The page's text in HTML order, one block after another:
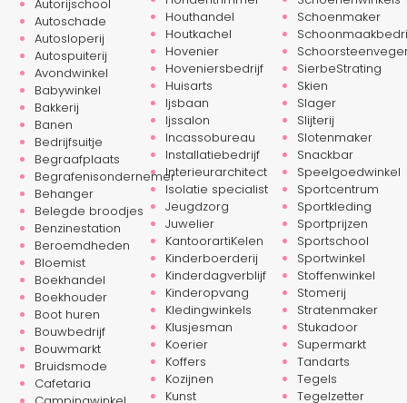
Autorijschool
Autoschade
Autosloperij
Autospuiterij
Avondwinkel
Babywinkel
Bakkerij
Banen
Bedrijfsuitje
Begraafplaats
Begrafenisondernemer
Behanger
Belegde broodjes
Benzinestation
Beroemdheden
Bloemist
Boekhandel
Boekhouder
Boot huren
Bouwbedrijf
Bouwmarkt
Bruidsmode
Cafetaria
Houthandel
Houtkachel
Hovenier
Hoveniersbedrijf
Huisarts
Ijsbaan
Ijssalon
Incassobureau
Installatiebedrijf
Interieurarchitect
Isolatie specialist
Jeugdzorg
Juwelier
KantoorartiKelen
Kinderboerderij
Kinderdagverblijf
Kinderopvang
Kledingwinkels
Klusjesman
Koerier
Koffers
Kozijnen
Kunst
Schoenmaker
SierbeStrating
Skien
Slager
Slijterij
Slotenmaker
Snackbar
Speelgoedwinkel
Sportcentrum
Sportkleding
Sportprijzen
Sportschool
Sportwinkel
Stoffenwinkel
Stomerij
Stratenmaker
Stukadoor
Supermarkt
Tandarts
Tegels
Tegelzetter